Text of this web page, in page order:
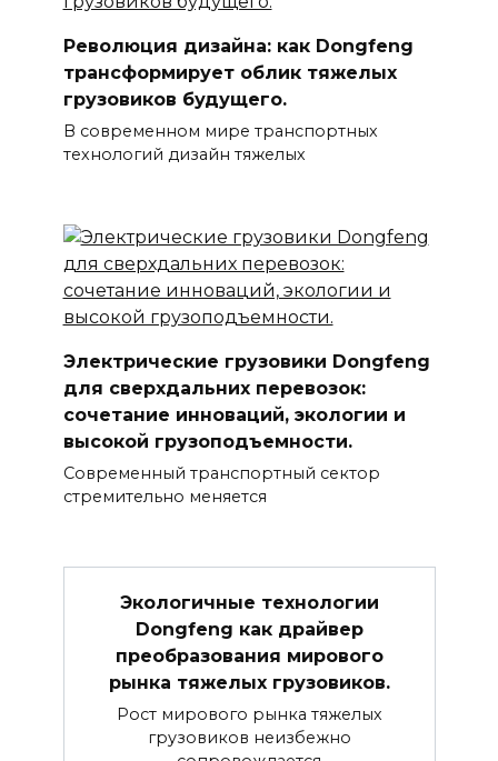
Революция дизайна: как Dongfeng
трансформирует облик тяжелых
грузовиков будущего.
В современном мире транспортных
технологий дизайн тяжелых
Электрические грузовики Dongfeng
для сверхдальних перевозок:
сочетание инноваций, экологии и
высокой грузоподъемности.
Современный транспортный сектор
стремительно меняется
Экологичные технологии
Dongfeng как драйвер
преобразования мирового
рынка тяжелых грузовиков.
Рост мирового рынка тяжелых
грузовиков неизбежно